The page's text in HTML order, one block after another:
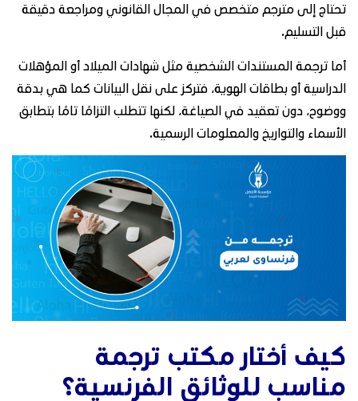
تحتاج إلى مترجم متخصص في المجال القانوني ومراجعة دقيقة
قبل التسليم.
أما ترجمة المستندات الشخصية مثل شهادات الميلاد أو المؤهلات
الدراسية أو بطاقات الهوية، فتركز على نقل البيانات كما هي بدقة
ووضوح، دون تعقيد في الصياغة، لكنها تتطلب التزامًا تامًا بتطابق
الأسماء والتواريخ والمعلومات الرسمية.
كيف أختار مكتب ترجمة
مناسب للوثائق الفرنسية؟